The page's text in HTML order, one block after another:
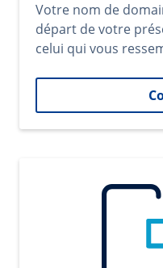
Votre nom de
départ de votre
celui qui vous